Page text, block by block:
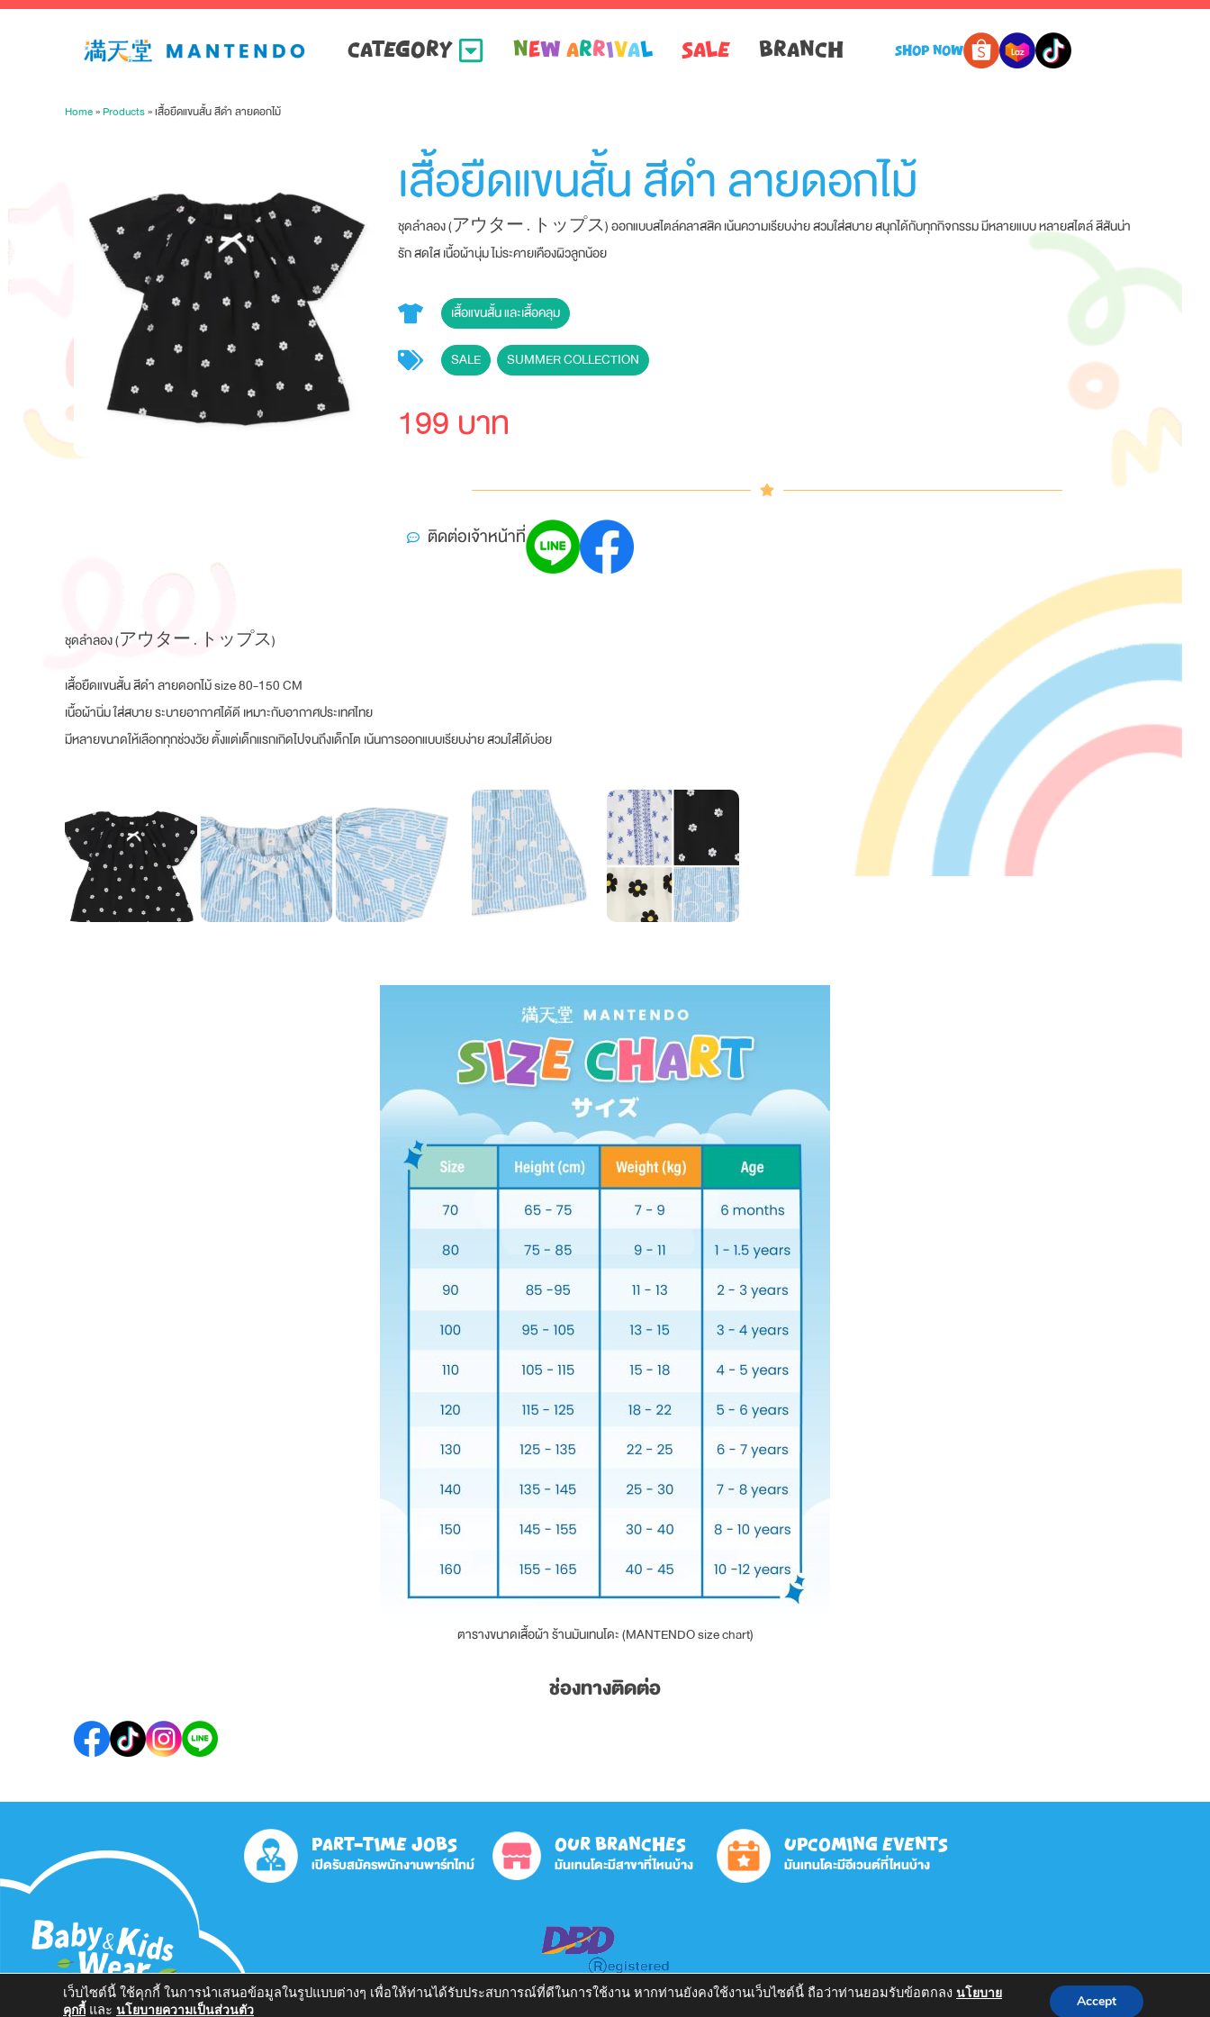
CATEGORY New ARRIVAL SALE BRANCH SHOP NOW
Home»Products»เสื้อยืดแขนสั้น สีดำ ลายดอกไม้
เสื้อยืดแขนสั้น สีดำ ลายดอกไม้
ชุดลำลอง (アウター . トップス) ออกแบบสไตล์คลาสสิค เน้นความเรียบง่าย สวมใส่สบาย สนุกได้กับทุกกิจกรรม มีหลายแบบ หลายสไตล์ สีสันน่า
รัก สดใส เนื้อผ้านุ่ม ไม่ระคายเคืองผิวลูกน้อย
เสื้อแขนสั้น และเสื้อคลุม
SALE SUMMER COLLECTION
199 บาท
ติดต่อเจ้าหน้าที่
ชุดลำลอง (アウター . トップス)
เสื้อยืดแขนสั้น สีดำ ลายดอกไม้ size 80-150 CM
เนื้อผ้านิ่ม ใส่สบาย ระบายอากาศได้ดี เหมาะกับอากาศประเทศไทย
มีหลายขนาดให้เลือกทุกช่วงวัย ตั้งแต่เด็กแรกเกิดไปจนถึงเด็กโต เน้นการออกแบบเรียบง่าย สวมใส่ได้บ่อย
ตารางขนาดเสื้อผ้า ร้านมันเทนโดะ (MANTENDO size chart)
ช่องทางติดต่อ
PART-TIME JOBS
เปิดรับสมัครพนักงานพาร์ทไทม์
OUR BRANCHES
มันเทนโดะมีสาขาที่ไหนบ้าง
UPCOMING EVENTS
มันเทนโดะมีอีเวนต์ที่ไหนบ้าง
นโยบายความเป็นส่วนตัว| Copyright 2026 H.I.S. Tours Co.,Ltd. | All Rights Reserved.
เว็บไซต์นี้ ใช้คุกกี้ ในการนำเสนอข้อมูลในรูปแบบต่างๆ เพื่อให้ท่านได้รับประสบการณ์ที่ดีในการใช้งาน หากท่านยังคงใช้งานเว็บไซต์นี้ ถือว่าท่านยอมรับข้อตกลง นโยบาย
คุกกี้ และ นโยบายความเป็นส่วนตัว
Accept